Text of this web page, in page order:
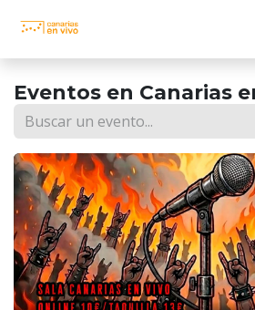
Eventos en Canarias